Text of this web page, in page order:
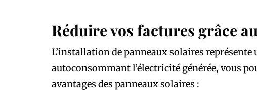
Réduire vos factures grâce
L’installation de panneaux solaires
autoconsommant l’électricité générée, vous
avantages des panneaux solaires :